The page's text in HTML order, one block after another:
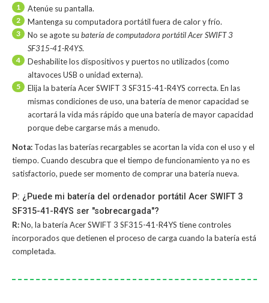
1 Atenúe su pantalla.
2 Mantenga su computadora portátil fuera de calor y frío.
3 No se agote su batería de computadora portátil Acer SWIFT 3
SF315-41-R4YS.
4
Deshabilite los dispositivos y puertos no utilizados (como
altavoces USB o unidad externa).
5
Elija la batería Acer SWIFT 3 SF315-41-R4YS correcta. En las
mismas condiciones de uso, una batería de menor capacidad se
acortará la vida más rápido que una batería de mayor capacidad
porque debe cargarse más a menudo.
Nota: Todas las baterías recargables se acortan la vida con el uso y el
tiempo. Cuando descubra que el tiempo de funcionamiento ya no es
satisfactorio, puede ser momento de comprar una batería nueva.
P: ¿Puede mi batería del ordenador portátil Acer SWIFT 3
SF315-41-R4YS ser "sobrecargada"?
R:No, la batería Acer SWIFT 3 SF315-41-R4YS tiene controles
incorporados que detienen el proceso de carga cuando la batería está
completada.